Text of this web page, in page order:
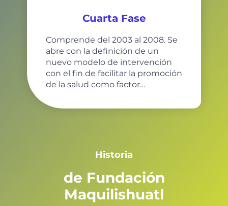
Cuarta Fase
Comprende del 2003 al 2008. Se
abre con la definición de un
nuevo modelo de intervención
con el fin de facilitar la promoción
de la salud como factor…
Historia
de Fundación
Maquilishuatl